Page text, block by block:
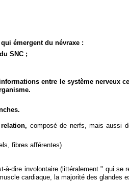
émergent du névraxe :
SNC ;
entre le système nerveux
composé de nerfs, mais aussi
fibres afférentes)
à-dire involontaire (littéralement " qui se
cardiaque, la majorité des glandes